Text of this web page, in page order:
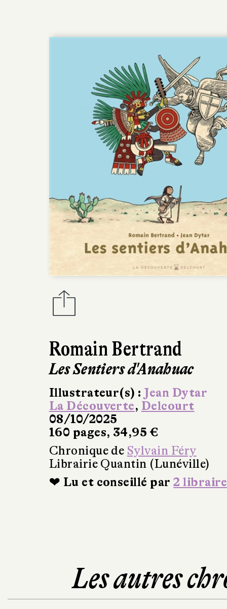
Romain Bertrand
Les Sentiers d'Anahuac
Illustrateur(s) : Jean Dytar
La Découverte, Delcourt
08/10/2025
160 pages, 34,95 €
Chronique de Sylvain Féry
Librairie Quantin (Lunéville)
❤ Lu et conseillé par2
Les autres